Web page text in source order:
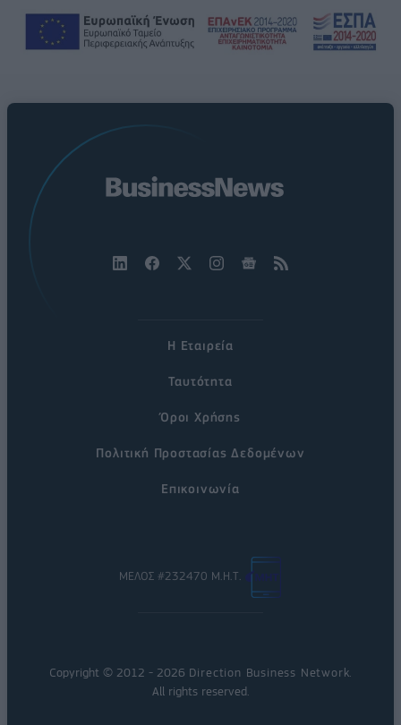
Η Εταιρεία
Ταυτότητα
Όροι Χρήσης
Πολιτική Προστασίας Δεδομένων
Επικοινωνία
ΜΕΛΟΣ #232470 Μ.Η.Τ.
Copyright © 2012 - 2026 Direction Business Network
All rights reserved.